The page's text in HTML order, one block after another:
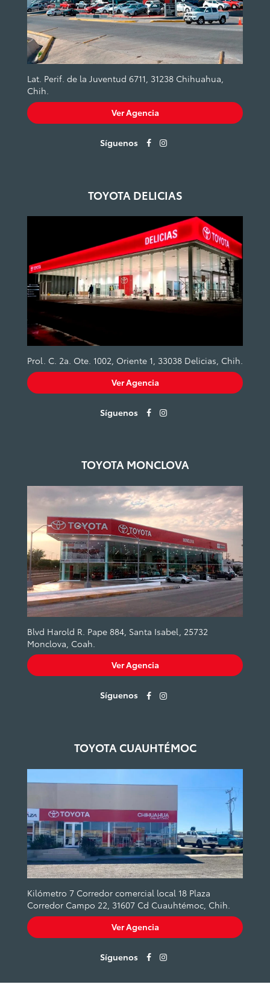
Lat. Perif. de la Juventud 6711, 31238 Chihuahua,
Chih.
Ver Agencia
Síguenos
TOYOTA DELICIAS
Prol. C. 2a. Ote. 1002, Oriente 1, 33038 Delicias, Chih.
Ver Agencia
Síguenos
TOYOTA MONCLOVA
Blvd Harold R. Pape 884, Santa Isabel, 25732
Monclova, Coah.
Ver Agencia
Síguenos
TOYOTA CUAUHTÉMOC
Kilómetro 7 Corredor comercial local 18 Plaza
Corredor Campo 22, 31607 Cd Cuauhtémoc, Chih.
Ver Agencia
Síguenos